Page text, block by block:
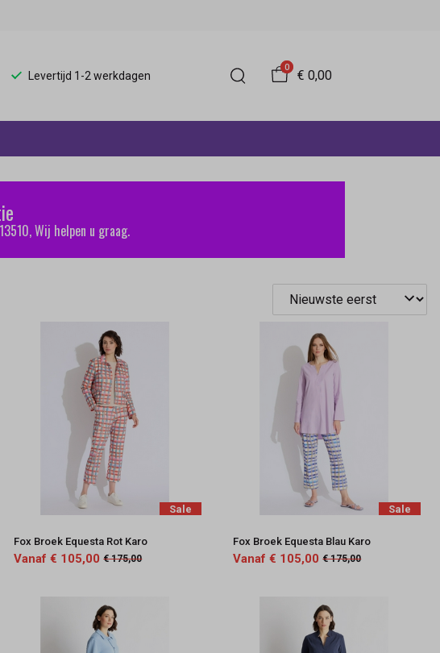
Levertijd 1-2 werkdagen
0
€ 0,00
Wij helpen u graag.
Sale
Fox Broek Equesta Rot Karo
Vanaf € 105,00 € 175,00
Sale
Fox Broek Equesta Blau Karo
Vanaf € 105,00 € 175,00